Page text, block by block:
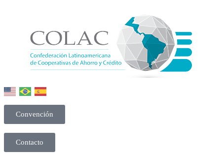
Convención
Contacto